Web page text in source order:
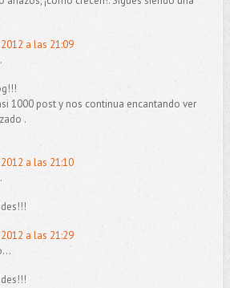
a las 21:09
1000 post y nos continua encantando ver
.
a las 21:10
a las 21:29